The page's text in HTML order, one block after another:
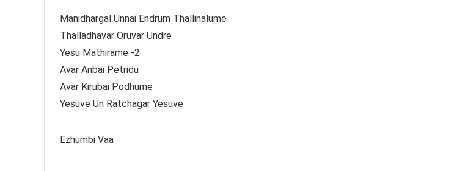
Manidhargal Unnai Endrum Thallinalume
Thalladhavar Oruvar Undre
Yesu Mathirame -2
Avar Anbai Petridu
Avar Kirubai Podhume
Yesuve Un Ratchagar Yesuve
Ezhumbi Vaa